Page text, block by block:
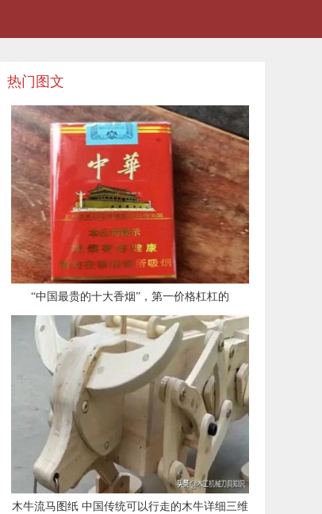
热门图文
​“中国最贵的十大香烟”，第一价格杠杠的
​木牛流马图纸 中国传统可以行走的木牛详细三维